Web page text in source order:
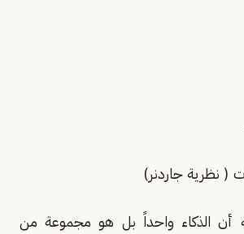
أن الذكاء واحداً بل هو مجموعة من